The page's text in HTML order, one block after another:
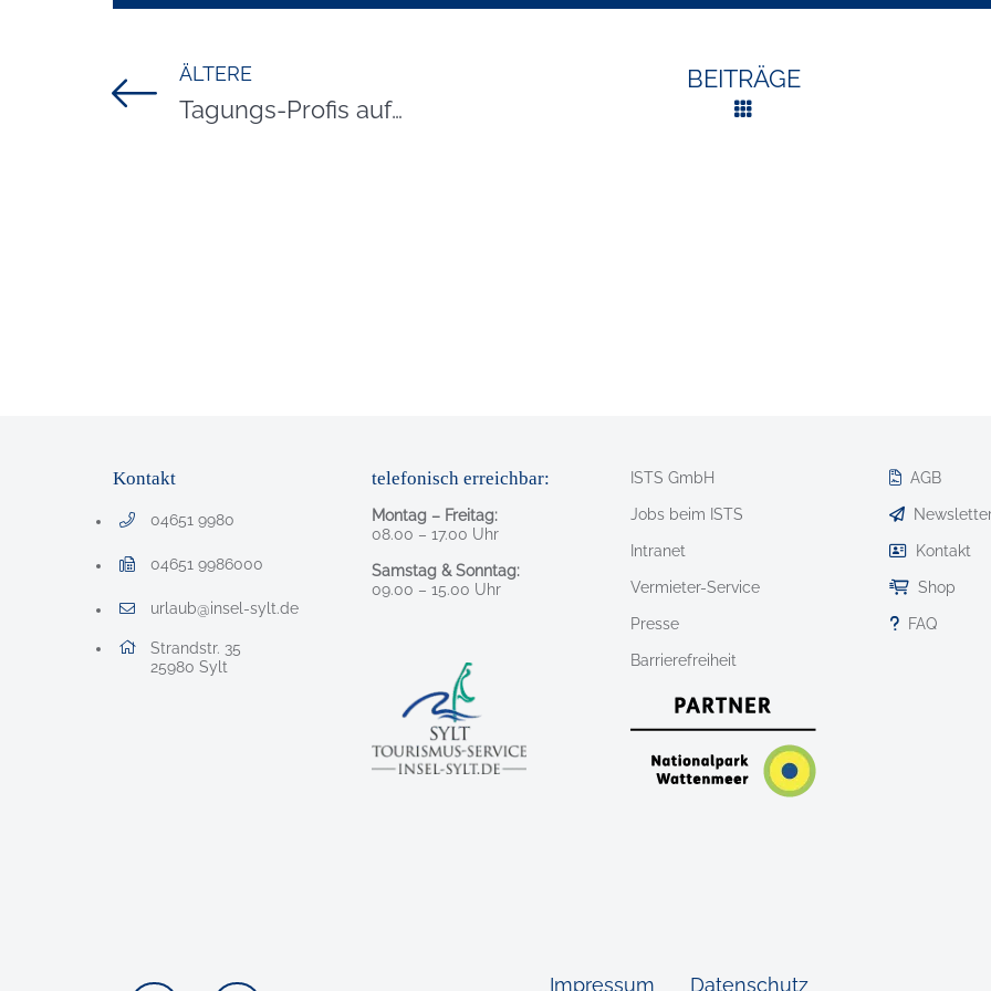
ÄLTERE
Titel für Beitrag
Tagungs-Profis auf Sylt
BEITRÄGE
Kontakt
04651 9980
Telefonnummer: 0 4 6 5 1 9 9 8 0
04651 9986000
Faxnummer: 0 4 6 5 1 9 9 8 6 0 0 0
urlaub@insel-sylt.de
E-Mail Adresse: urlaub@insel-sylt.de
Adresse:
Strandstr. 35
25980 , 2 5 9 8 0
Sylt
telefonisch erreichbar:
Montag – Freitag:
08.00 – 17.00 Uhr
Samstag & Sonntag:
09.00 – 15.00 Uhr
ISTS GmbH
Jobs beim ISTS
Intranet
Vermieter-Service
Presse
Barrierefreiheit
AGB
Kontakt
Shop
FAQ
Impressum Datenschutz